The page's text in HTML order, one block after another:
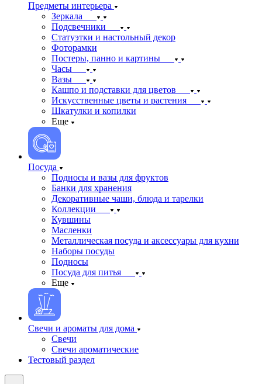
Предметы интерьера
Зеркала
Подсвечники
Статуэтки и настольный декор
Фоторамки
Постеры, панно и картины
Часы
Вазы
Кашпо и подставки для цветов
Искусственные цветы и растения
Шкатулки и копилки
Еще
Посуда
Подносы и вазы для фруктов
Банки для хранения
Декоративные чаши, блюда и тарелки
Коллекции
Кувшины
Масленки
Металлическая посуда и аксессуары для кухни
Наборы посуды
Подносы
Посуда для питья
Еще
Свечи и ароматы для дома
Свечи
Свечи ароматические
Тестовый раздел